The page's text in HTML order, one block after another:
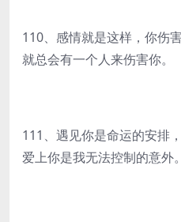
110、感情就是这样，你伤
就总会有一个人来伤害你。
111、遇见你是命运的安排
爱上你是我无法控制的意外。